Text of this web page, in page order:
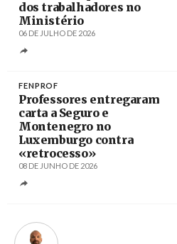
dos trabalhadores no
Ministério
06 DE JULHO DE 2026
FENPROF
Professores entregaram
carta a Seguro e
Montenegro no
Luxemburgo contra
«retrocesso»
08 DE JUNHO DE 2026